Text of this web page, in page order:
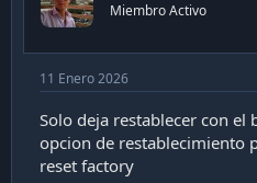
Miembro Activo
11 Enero 2026
Solo deja restablecer con
opcion de restablecimiento
reset factory